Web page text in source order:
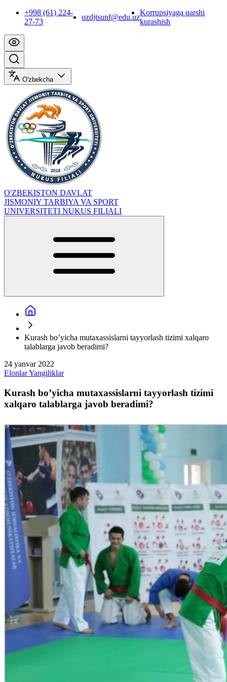
+998 (61) 224-
27-73
ozdjtsunf@edu.uz
Korrupsiyaga qarshi
kurashish
O'zbekcha
O'ZBEKISTON DAVLAT
JISMONIY TARBIYA VA SPORT
UNIVERSITETI NUKUS FILIALI
Kurash bo’yicha mutaxassislarni tayyorlash tizimi xalqaro
talablarga javob beradimi?
24 yanvar 2022
ElonlarYangiliklar
Kurash bo’yicha mutaxassislarni tayyorlash tizimi
xalqaro talablarga javob beradimi?